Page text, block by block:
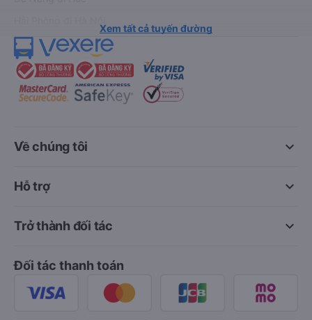
Xem tất cả tuyến đường
keyboard_arrow_down
Về chúng tôi
keyboard_arrow_down
Hỗ trợ
keyboard_arrow_down
Trở thành đối tác
Đối tác thanh toán